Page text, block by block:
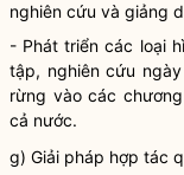
nghiên cứu và giảng
- Phát triển các loại
tập, nghiên cứu
rừng vào các
cả nước.
g) Giải pháp hợp tác